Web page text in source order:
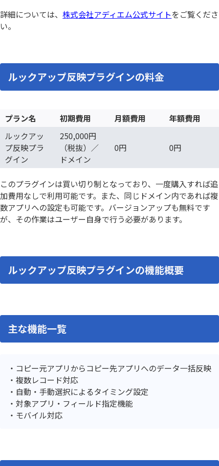
詳細については、 株式会社アディエム公式サイトをご覧くださ
い。
ルックアップ反映プラグインの料金
プラン名 初期費用 月額費用
年額費用
ルックアッ
プ反映プラ
グイン
250,000円
（税抜）／
ドメイン
0円 0円
このプラグインは買い切り制となっており、一度購入すれば追
加費用なしで利用可能です。また、同じドメイン内であれば複
数アプリへの設定も可能です。バージョンアップも無料です
が、その作業はユーザー自身で行う必要があります。
ルックアップ反映プラグインの機能概要
主な機能一覧
コピー元アプリからコピー先アプリへのデータ一括反映
複数レコード対応
自動・手動選択によるタイミング設定
対象アプリ・フィールド指定機能
モバイル対応